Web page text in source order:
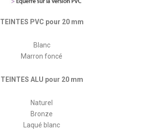
TEINTES PVC pour 20 mm
Blanc
Marron foncé
TEINTES ALU pour 20 mm
Naturel
Bronze
Laqué blanc